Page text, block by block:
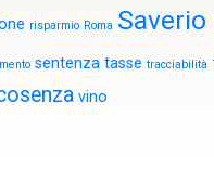
risparmio Roma Saverio
sentenza tasse tracciabilità
vino